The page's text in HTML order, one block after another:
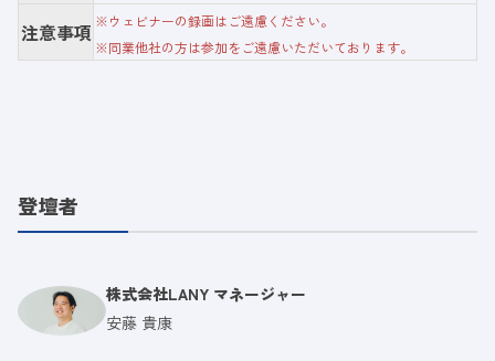
注意事項 ※ウェビナーの録画はご遠慮ください。
※同業他社の方は参加をご遠慮いただいております。
登壇者
株式会社LANY マネージャー
安藤 貴康